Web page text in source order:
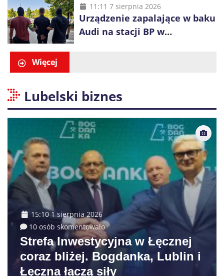
alkohol i perfumy
11:11 7 sierpnia 2026
Urządzenie zapalające w baku
Audi na stacji BP w
Więcej
Lubelski biznes
15:10 1 sierpnia 2026
10 osób skomentowało
Strefa Inwestycyjna w Łęcznej
coraz bliżej. Bogdanka, Lublin i
Łęczna łączą siły